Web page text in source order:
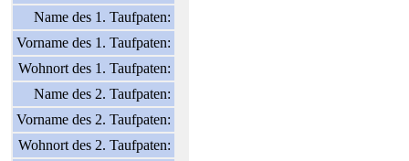
Name des 1. Taufpaten:
Vorname des 1. Taufpaten:
Wohnort des 1. Taufpaten:
Name des 2. Taufpaten:
Vorname des 2. Taufpaten:
Wohnort des 2. Taufpaten: